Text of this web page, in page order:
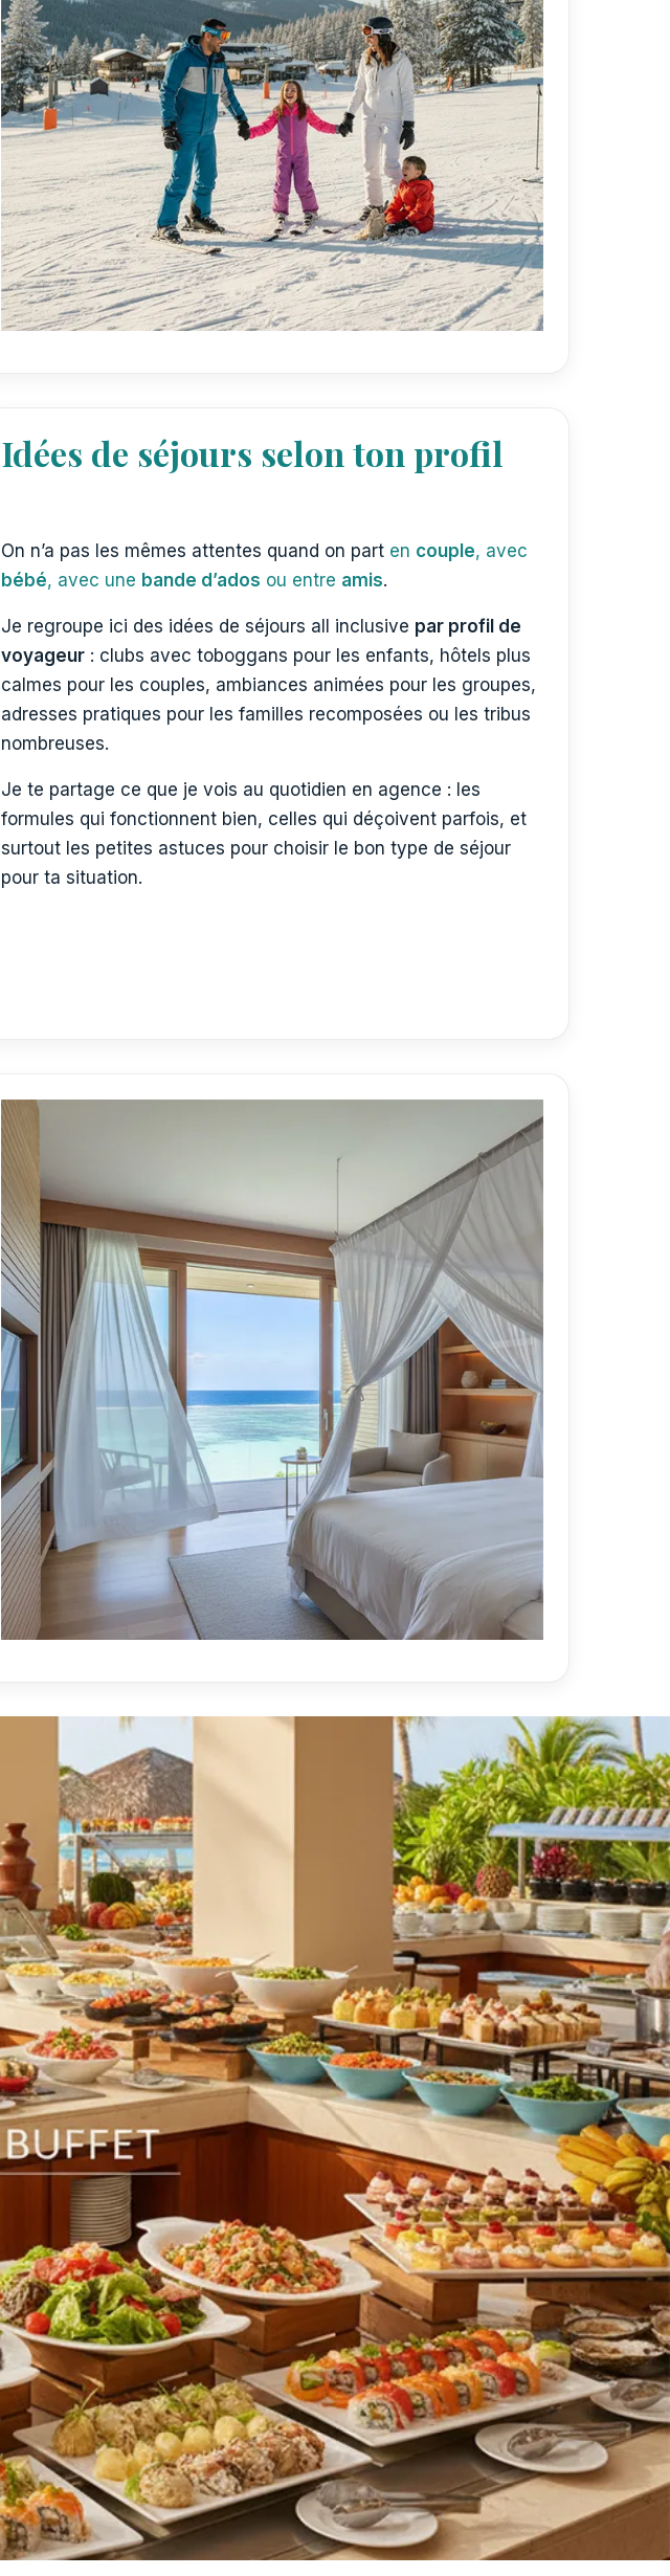
Idées de séjours selon ton profil
On n’a pas les mêmes attentes quand on part en couple, avec
bébé, avec une bande d’ados ou entre amis.
Je regroupe ici des idées de séjours all inclusive par profil de
voyageur : clubs avec toboggans pour les enfants, hôtels plus
calmes pour les couples, ambiances animées pour les groupes,
adresses pratiques pour les familles recomposées ou les tribus
nombreuses.
Je te partage ce que je vois au quotidien en agence : les
formules qui fonctionnent bien, celles qui déçoivent parfois, et
surtout les petites astuces pour choisir le bon type de séjour
pour ta situation.